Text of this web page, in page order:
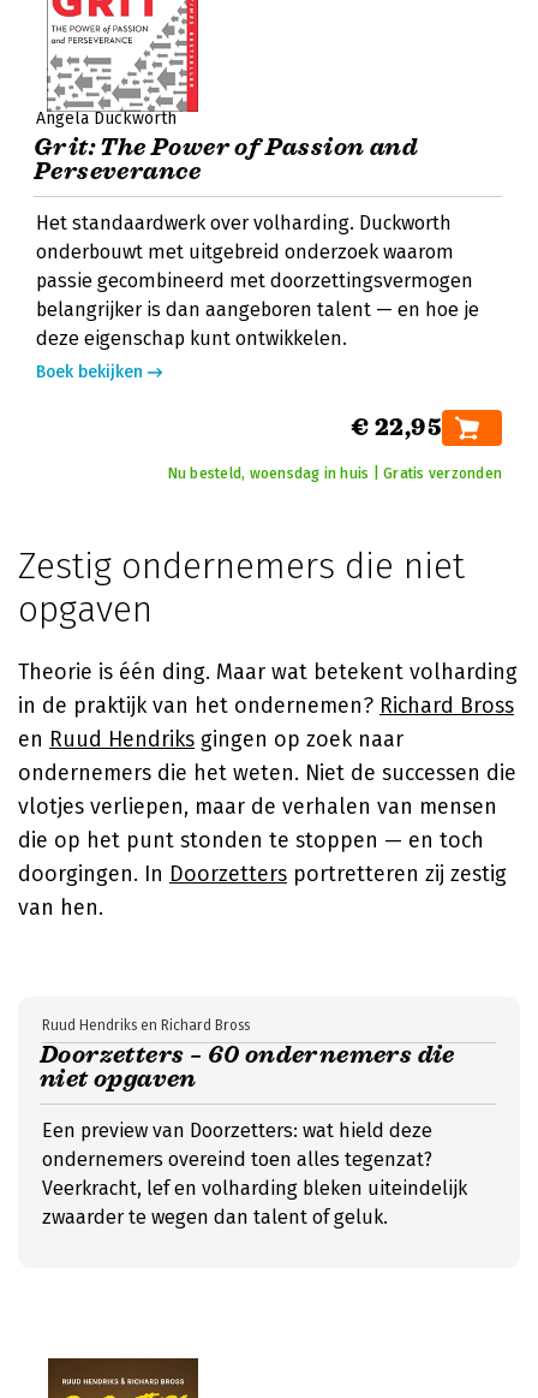
Angela Duckworth
Grit: The Power of Passion and
Perseverance
Het standaardwerk over volharding. Duckworth
onderbouwt met uitgebreid onderzoek waarom
passie gecombineerd met doorzettingsvermogen
belangrijker is dan aangeboren talent — en hoe je
deze eigenschap kunt ontwikkelen.
Boek bekijken
€ 22,95
Nu besteld, woensdag in huis | Gratis verzonden
Zestig ondernemers die niet
opgaven
Theorie is één ding. Maar wat betekent volharding
in de praktijk van het ondernemen? Richard Bross
en Ruud Hendriks gingen op zoek naar
ondernemers die het weten. Niet de successen die
vlotjes verliepen, maar de verhalen van mensen
die op het punt stonden te stoppen — en toch
doorgingen. In Doorzetters portretteren zij zestig
van hen.
Doorzetters – 60 ondernemers die
niet opgaven
Ruud Hendriks en Richard Bross
Een preview van Doorzetters: wat hield deze
ondernemers overeind toen alles tegenzat?
Veerkracht, lef en volharding bleken uiteindelijk
zwaarder te wegen dan talent of geluk.